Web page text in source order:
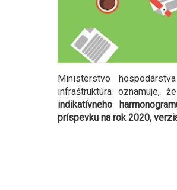
Ministerstvo
infraštruktúra oznamuje,
indikatívneho
príspevku na rok 2020,